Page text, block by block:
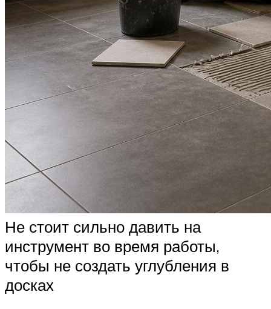
Не стоит сильно давить на
инструмент во время работы,
чтобы не создать углубления в
досках